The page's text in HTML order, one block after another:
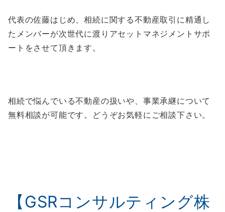
代表の佐藤はじめ、相続に関する不動産取引に精通し
たメンバーが次世代に渡りアセットマネジメントサポ
ートをさせて頂きます。
相続で悩んでいる不動産の扱いや、事業承継について
無料相談が可能です。どうぞお気軽にご相談下さい。
【GSRコンサルティング株